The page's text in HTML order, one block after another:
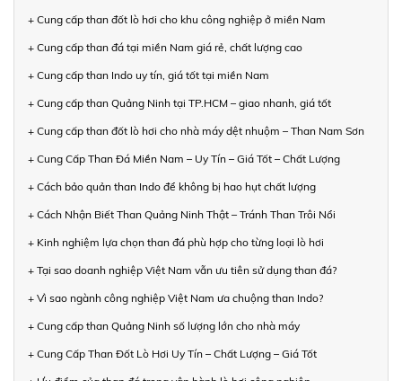
+ Cung cấp than đốt lò hơi cho khu công nghiệp ở miền Nam
+ Cung cấp than đá tại miền Nam giá rẻ, chất lượng cao
+ Cung cấp than Indo uy tín, giá tốt tại miền Nam
+ Cung cấp than Quảng Ninh tại TP.HCM – giao nhanh, giá tốt
+ Cung cấp than đốt lò hơi cho nhà máy dệt nhuộm – Than Nam Sơn
+ Cung Cấp Than Đá Miền Nam – Uy Tín – Giá Tốt – Chất Lượng
+ Cách bảo quản than Indo để không bị hao hụt chất lượng
+ Cách Nhận Biết Than Quảng Ninh Thật – Tránh Than Trôi Nổi
+ Kinh nghiệm lựa chọn than đá phù hợp cho từng loại lò hơi
+ Tại sao doanh nghiệp Việt Nam vẫn ưu tiên sử dụng than đá?
+ Vì sao ngành công nghiệp Việt Nam ưa chuộng than Indo?
+ Cung cấp than Quảng Ninh số lượng lớn cho nhà máy
+ Cung Cấp Than Đốt Lò Hơi Uy Tín – Chất Lượng – Giá Tốt